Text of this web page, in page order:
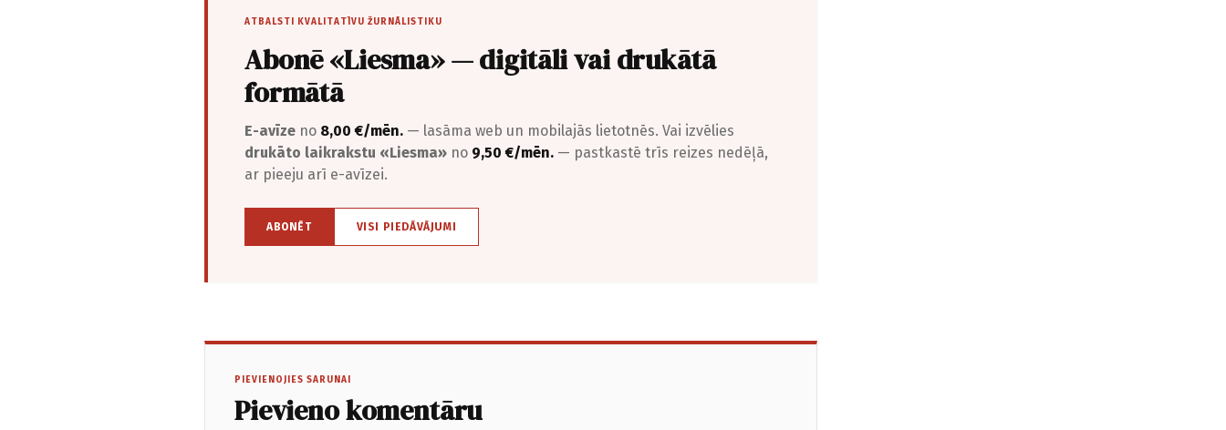
ATBALSTI KVALITATĪVU ŽURNĀLISTIKU
Abonē «Liesma» — digitāli vai drukātā
formātā
E-avīze no 8,00 €/mēn. — lasāma web un mobilajās lietotnēs. Vai izvēlies
drukāto laikrakstu «Liesma» no 9,50 €/mēn. — pastkastē trīs reizes nedēļā,
ar pieeju arī e-avīzei.
ABONĒT VISI PIEDĀVĀJUMI
PIEVIENOJIES SARUNAI
Pievieno komentāru